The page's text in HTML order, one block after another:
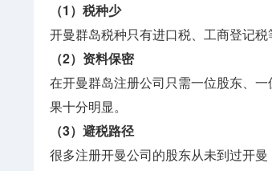
（1）税种少
开曼群岛税种只有进口税、工商登记
（2）资料保密
在开曼群岛注册公司只需一位股东、
果十分明显。
（3）避税路径
很多注册开曼公司的股东从未到过开